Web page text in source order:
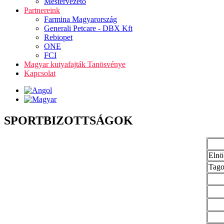
Partnereink
Farmina Magyarország
Generali Petcare - DBX Kft
Rebiopet
ONE
FCI
Magyar kutyafajták Tanösvénye
Kapcsolat
SPORTBIZOTTSÁGOK